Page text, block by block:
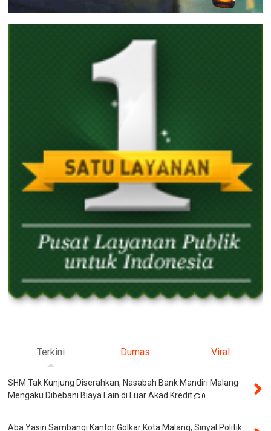
Terkini Dumas Viral
SHM Tak Kunjung Diserahkan, Nasabah Bank Mandiri Malang
Mengaku Dibebani Biaya Lain di Luar Akad Kredit
0
Aba Yasin Sambangi Kantor Golkar Kota Malang, Sinyal Politik